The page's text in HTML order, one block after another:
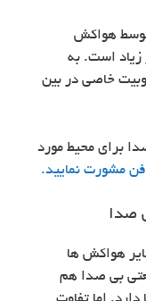
توسط هواکش
است. به
خاصی در بین
برای محیط مورد
فن مشورت نمایید.
صدا
هواکش ها
بی صدا هم